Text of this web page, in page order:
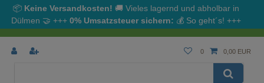
📦Keine Versandkosten! 🚚 Vieles lagernd und abholbar in
Dülmen 🤝 +++ 0% Umsatzsteuer sichern: 💰 So geht´s! +++
0 0,00 EUR